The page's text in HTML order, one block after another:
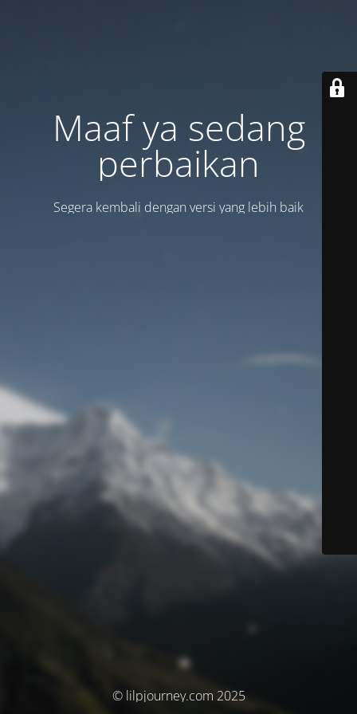
Maaf ya sedang
perbaikan
Segera kembali dengan versi yang lebih baik
© lilpjourney.com 2025